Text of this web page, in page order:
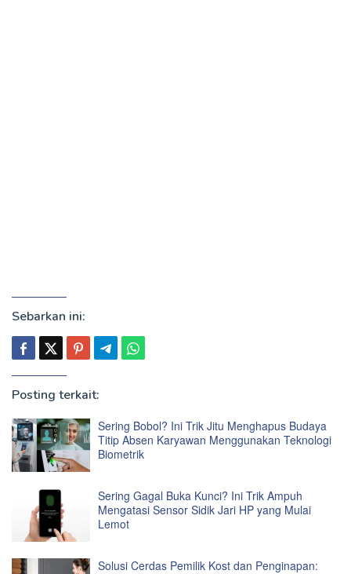
Sebarkan ini:
Posting terkait:
Sering Bobol? Ini Trik Jitu Menghapus Budaya
Titip Absen Karyawan Menggunakan Teknologi
Biometrik
Sering Gagal Buka Kunci? Ini Trik Ampuh
Mengatasi Sensor Sidik Jari HP yang Mulai
Lemot
Solusi Cerdas Pemilik Kost dan Penginapan: